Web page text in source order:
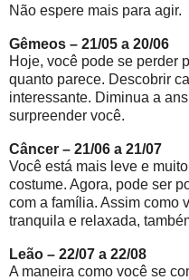
Não espere mais para agir.
Gêmeos – 21/05 a 20/06
Hoje, você pode se perder
quanto parece. Descobrir
interessante. Diminua a
surpreender você.
Câncer – 21/06 a 21/07
Você está mais leve e
costume. Agora, pode ser
com a família. Assim como
tranquila e relaxada,
Leão – 22/07 a 22/08
A maneira como você se